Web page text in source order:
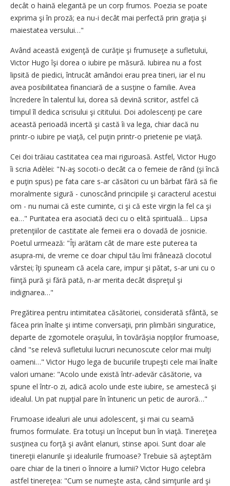
decât o haină elegantă pe un corp frumos. Poezia se poate
exprima şi în proză; ea nu-i decât mai perfectă prin graţia şi
maiestatea versului…"
Având această exigenţă de curăţie şi frumuseţe a sufletului,
Victor Hugo îşi dorea o iubire pe măsură. Iubirea nu a fost
lipsită de piedici, întrucât amândoi erau prea tineri, iar el nu
avea posibilitatea financiară de a susţine o familie. Avea
încredere în talentul lui, dorea să devină scriitor, astfel că
timpul îl dedica scrisului şi cititului. Doi adolescenţi pe care
această perioadă incertă şi castă îi va lega, chiar dacă nu
printr-o iubire pe viaţă, cel puţin printr-o prietenie pe viaţă.
Cei doi trăiau castitatea cea mai riguroasă. Astfel, Victor Hugo
îi scria Adèlei: "N-aş socoti-o decât ca o femeie de rând (şi încă
e puţin spus) pe fata care s-ar căsători cu un bărbat fără să fie
moralmente sigură - cunoscând principiile şi caracterul acestui
om - nu numai că este cuminte, ci şi că este virgin la fel ca şi
ea…" Puritatea era asociată deci cu o elită spirituală… Lipsa
pretenţiilor de castitate ale femeii era o dovadă de josnicie.
Poetul urmează: "Îţi arătam cât de mare este puterea ta
asupra-mi, de vreme ce doar chipul tău îmi frânează clocotul
vârstei; îţi spuneam că acela care, impur şi pătat, s-ar uni cu o
fiinţă pură şi fără pată, n-ar merita decât dispreţul şi
indignarea…"
Pregătirea pentru intimitatea căsătoriei, considerată sfântă, se
făcea prin înalte şi intime conversaţii, prin plimbări singuratice,
departe de zgomotele oraşului, în tovărăşia nopţilor frumoase,
când "se relevă sufletului lucruri necunoscute celor mai mulţi
oameni…" Victor Hugo lega de bucuriile trupeşti cele mai înalte
valori umane: "Acolo unde există într-adevăr căsătorie, va
spune el într-o zi, adică acolo unde este iubire, se amestecă şi
idealul. Un pat nupţial pare în întuneric un petic de auroră…"
Frumoase idealuri ale unui adolescent, şi mai cu seamă
frumos formulate. Era totuşi un început bun în viaţă. Tinereţea
susţinea cu forţă şi avânt elanuri, stinse apoi. Sunt doar ale
tinereţii elanurile şi idealurile frumoase? Trebuie să aşteptăm
oare chiar de la tineri o înnoire a lumii? Victor Hugo celebra
astfel tinereţea: "Cum se numeşte asta, când simţurile ard şi